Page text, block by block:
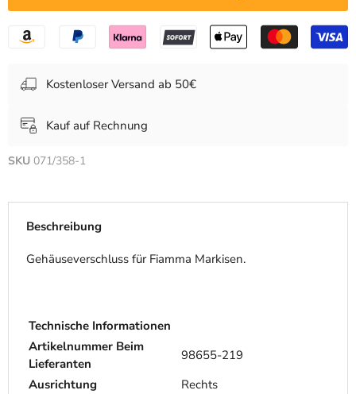
Kostenloser Versand ab 50€
Kauf auf Rechnung
SKU 071/358-1
Beschreibung
Gehäuseverschluss für Fiamma Markisen.
Technische Informationen
Artikelnummer Beim
Lieferanten
98655-219
Ausrichtung
Rechts